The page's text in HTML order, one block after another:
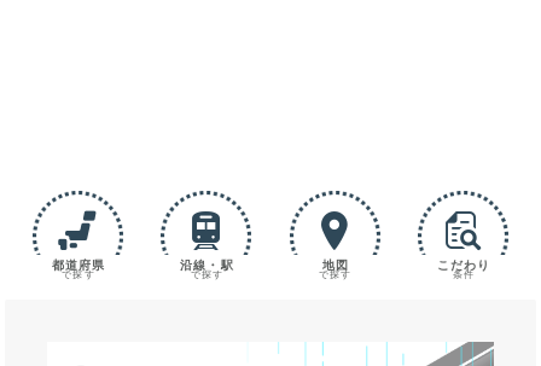
都道府県
で探す
沿線・駅
で探す
地図
で探す
こだわり
条件